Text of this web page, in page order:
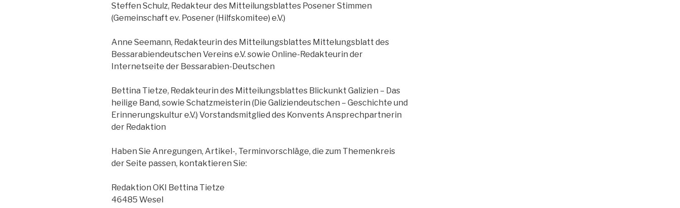
Steffen Schulz, Redakteur des Mitteilungsblattes Posener Stimmen
(Gemeinschaft ev. Posener (Hilfskomitee) e.V.)
Anne Seemann, Redakteurin des Mitteilungsblattes Mittelungsblatt des
Bessarabiendeutschen Vereins e.V. sowie Online-Redakteurin der
Internetseite der Bessarabien-Deutschen
Bettina Tietze, Redakteurin des Mitteilungsblattes Blickunkt Galizien – Das
heilige Band, sowie Schatzmeisterin (Die Galiziendeutschen – Geschichte und
Erinnerungskultur e.V.) Vorstandsmitglied des Konvents Ansprechpartnerin
der Redaktion
Haben Sie Anregungen, Artikel-, Terminvorschläge, die zum Themenkreis
der Seite passen, kontaktieren Sie:
Redaktion OKI Bettina Tietze
46485 Wesel